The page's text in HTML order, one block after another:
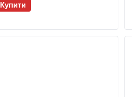
Купити